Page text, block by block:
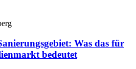
Was das für
bedeutet